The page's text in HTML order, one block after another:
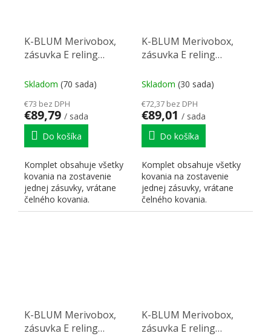
K-BLUM Merivobox,
zásuvka E reling
sivá IG, skrutka, drez
Skladom (70 sada)
€73 bez DPH
€89,79 / sada
Do košíka
Komplet obsahuje všetky
kovania na zostavenie
jednej zásuvky, vrátane
čelného kovania.
K-BLUM Merivobox,
zásuvka E reling
sivá IG, skrutka, drez
Skladom (30 sada)
€72,37 bez DPH
€89,01 / sada
Do košíka
Komplet obsahuje všetky
kovania na zostavenie
jednej zásuvky, vrátane
čelného kovania.
K-BLUM Merivobox,
zásuvka E reling
K-BLUM Merivobox,
zásuvka E reling